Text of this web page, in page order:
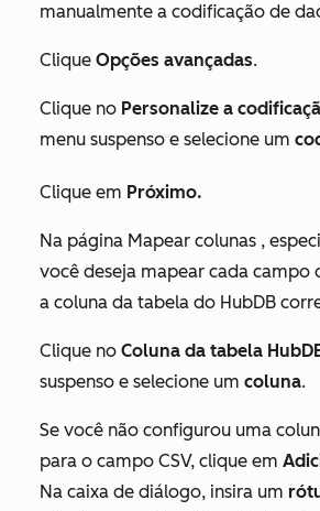
manualmente a codificação de
Clique Opções avançadas.
Clique no Personalize a
menu suspenso e selecione um
Clique em Próximo.
Na página Mapear colunas ,
você deseja mapear cada campo
a coluna da tabela do HubDB
Clique no Coluna da tabela
suspenso e selecione um coluna.
Se você não configurou uma
para o campo CSV, clique em
Na caixa de diálogo, insira um